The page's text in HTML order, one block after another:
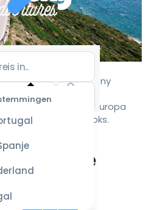
Selecteer
datum
voor de
beste
prijzen
met Goboony
in Europa
roadbooks.
ultieme